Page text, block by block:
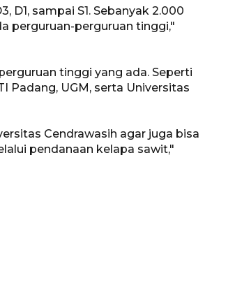
D1, sampai S1. Sebanyak 2.000
perguruan-perguruan tinggi,"
tinggi yang ada. Seperti
Padang, UGM, serta Universitas
Cendrawasih agar juga bisa
pendanaan kelapa sawit,"